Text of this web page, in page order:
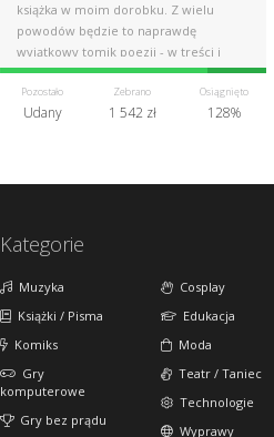
książka w moim dorobku. Z wielu
powodów będzie to naprawdę
wyjątkowy tomik poezji - w treści i
formie.
Pozostało
Udany
Zebrano
1 542 zł
Osiągnięto
128%
Kategorie
Muzyka
Książki / Pisma
Komiks
Gry
komputerowe
Gry bez prądu
Cosplay
Edukacja
Moda
Teatr / Taniec
Technologie
Wyprawy